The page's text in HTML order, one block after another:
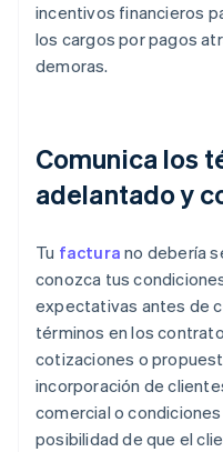
incentivos financieros
los cargos por pagos
demoras.
Comunica los
adelantado y
Tu factura no debería
conozca tus
expectativas antes de
términos en los
cotizaciones o
incorporación de
comercial o
posibilidad de que el